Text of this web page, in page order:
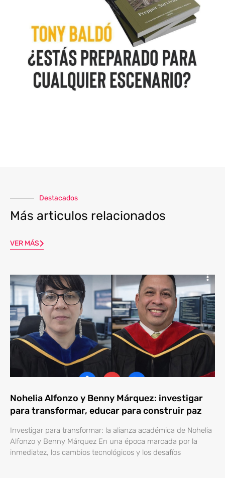
Destacados
Más articulos relacionados
VER MÁS
Nohelia Alfonzo y Benny Márquez: investigar
para transformar, educar para construir paz
Investigar para transformar: la alianza académica de Nohelia
Alfonzo y Benny Márquez En una época marcada por la
inmediatez, los cambios tecnológicos y los desafíos